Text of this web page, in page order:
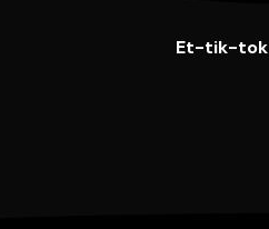
Et-tik-tok